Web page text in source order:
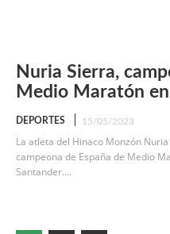
Nuria Sierra,
Medio Maratón
DEPORTES 15/05/2023
La atleta del Hinaco Monzón
campeona de España de Medio
Santander....